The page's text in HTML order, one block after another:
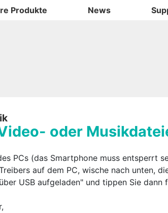
Produkte News
oder
PCs (das Smartphone muss entsperrt
auf dem PC, wische nach unten,
USB aufgeladen" und tippen Sie dann